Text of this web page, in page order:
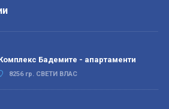
Бадемите - апартаменти
8256 гр. СВЕТИ ВЛАС